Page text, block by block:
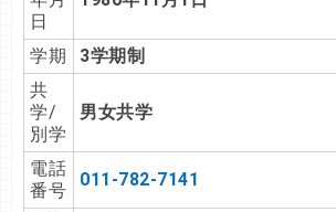
日
学期
3学期制
共
学/
別学
男女共学
電話
番号
011-782-7141